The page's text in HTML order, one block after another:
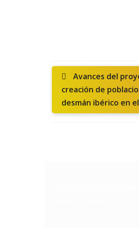
Avances del
creación de
desmán ibérico en